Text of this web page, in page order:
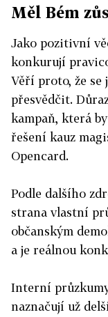
Měl Bém
Jako pozitivní
konkurují
Věří proto, že
přesvědčit.
kampaň, která
řešení kauz
Opencard.
Podle dalšího
strana vlastní
občanským
a je reálnou
Interní
naznačují už